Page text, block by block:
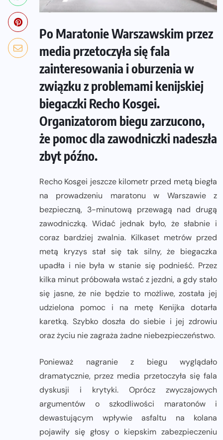
Po Maratonie Warszawskim przez
media przetoczyła się fala
zainteresowania i oburzenia w
związku z problemami kenijskiej
biegaczki Recho Kosgei.
Organizatorom biegu zarzucono,
że pomoc dla zawodniczki nadeszła
zbyt późno.
Recho Kosgei jeszcze kilometr przed metą biegła
na prowadzeniu maratonu w Warszawie z
bezpieczną, 3-minutową przewagą nad drugą
zawodniczką. Widać jednak było, że słabnie i
coraz bardziej zwalnia. Kilkaset metrów przed
metą kryzys stał się tak silny, że biegaczka
upadła i nie była w stanie się podnieść. Przez
kilka minut próbowała wstać z jezdni, a gdy stało
się jasne, że nie będzie to możliwe, została jej
udzielona pomoc i na metę Kenijka dotarła
karetką. Szybko doszła do siebie i jej zdrowiu
oraz życiu nie zagraża żadne niebezpieczeństwo.
Ponieważ nagranie z biegu wyglądało
dramatycznie, przez media przetoczyła się fala
dyskusji i krytyki. Oprócz zwyczajowych
argumentów o szkodliwości maratonów i
dewastującym wpływie asfaltu na kolana
pojawiły się głosy o kiepskim zabezpieczeniu